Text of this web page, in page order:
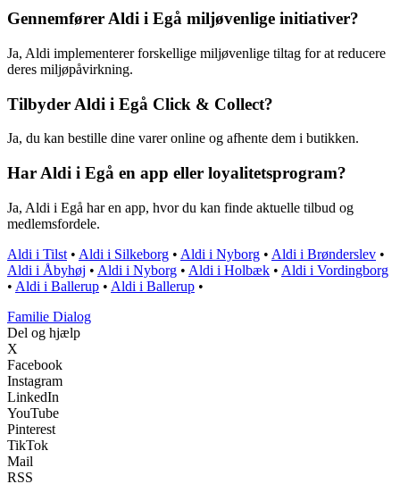
Gennemfører Aldi i Egå miljøvenlige initiativer?
Ja, Aldi implementerer forskellige miljøvenlige tiltag for at reducere
deres miljøpåvirkning.
Tilbyder Aldi i Egå Click & Collect?
Ja, du kan bestille dine varer online og afhente dem i butikken.
Har Aldi i Egå en app eller loyalitetsprogram?
Ja, Aldi i Egå har en app, hvor du kan finde aktuelle tilbud og
medlemsfordele.
Aldi i Tilst • Aldi i Silkeborg • Aldi i Nyborg • Aldi i Brønderslev •
Aldi i Åbyhøj • Aldi i Nyborg • Aldi i Holbæk • Aldi i Vordingborg
• Aldi i Ballerup • Aldi i Ballerup •
Familie Dialog
Del og hjælp
X
Facebook
Instagram
LinkedIn
YouTube
Pinterest
TikTok
Mail
RSS